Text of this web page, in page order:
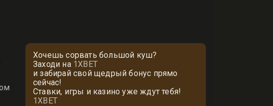
Хочешь сорвать большой куш?
Заходи на 1XBET
и забирай свой щедрый бонус прямо
сейчас!
Ставки, игры и казино уже ждут тебя!
1XBET